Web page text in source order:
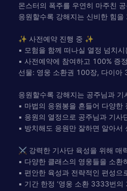
몬스터의 폭주를 우연히 마주친
응원할수록 강해지는 신비한 힘
✨ 사전예약 진행 중 ✨
▪ 모험을 함께 떠나실 열정 넘치
▪ 사전예약에 참여하고 100% 증
선물: 영웅 소환권 100장, 다이아
응원할수록 강해지는 공주님과 기
▪ 마법의 응원봉을 흔들어 다양한
▪ 응원의 열정으로 공주님과 기사
▪ 방치해도 응원만 잘하면 알아서
⚔ 강력한 기사단 육성을 위해 매
▪ 다양한 클래스의 영웅들을 소환
▪ 편안한 육성과 전략적인 편성으
▪ 기간 한정 ‘영웅 소환 3333번의